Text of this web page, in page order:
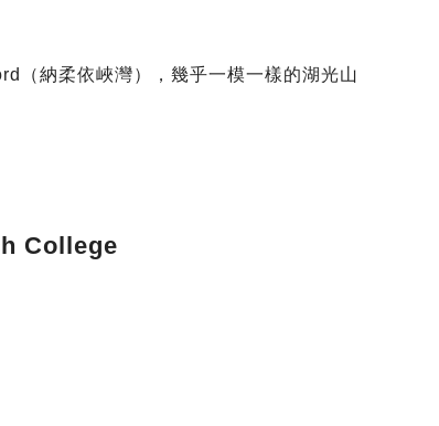
（納柔依峽灣），幾乎一模一樣的湖光山
College